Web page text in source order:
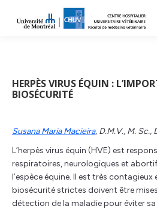
HERPÈS VIRUS ÉQUIN :
BIOSÉCURITÉ
Susana Maria Macieira, D.M.V., M. Sc.,
L’herpès virus équin (HVE) est
respiratoires, neurologiques et
l’espèce équine. Il est très contagieux
biosécurité strictes doivent être
détection de la maladie pour éviter